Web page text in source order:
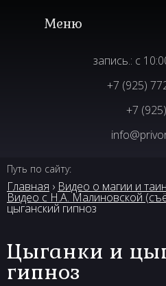
запись.: с
+7 (925)
+7
Путь по сайту:
Главная › Видео о магии и
Видео с Н.А. Малиновской
цыганский гипноз
Цыганки и
гипноз